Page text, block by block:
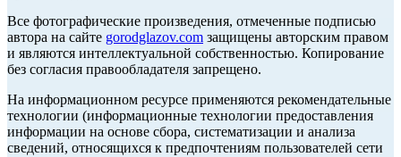
Все фотографические произведения, отмеченные подписью
автора на сайте gorodglazov.com защищены авторским правом
и являются интеллектуальной собственностью. Копирование
без согласия правообладателя запрещено.
На информационном ресурсе применяются рекомендательные
технологии (информационные технологии предоставления
информации на основе сбора, систематизации и анализа
сведений, относящихся к предпочтениям пользователей сети